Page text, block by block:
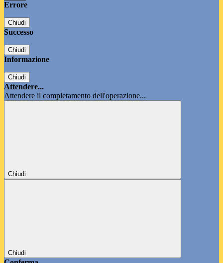
Errore
Chiudi
Successo
Chiudi
Informazione
Chiudi
Attendere...
Attendere il completamento dell'operazione...
Chiudi
Chiudi